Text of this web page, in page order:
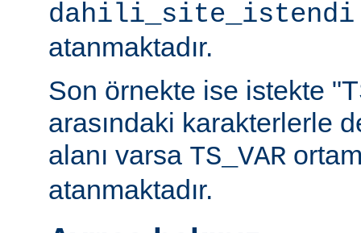
dahili_site_istendi
atanmaktadır.
Son örnekte ise istekte
arasındaki karakterlerle
alanı varsa TS_VAR
atanmaktadır.